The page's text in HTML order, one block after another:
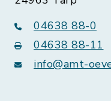
04638 88-0
04638 88-11
info@amt-